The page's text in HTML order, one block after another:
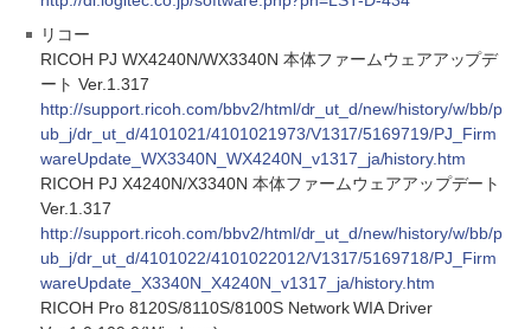
リコー
RICOH PJ WX4240N/WX3340N 本体ファームウェアアップデ
ート Ver.1.317
http://support.ricoh.com/bbv2/html/dr_ut_d/new/history/w/bb/p
ub_j/dr_ut_d/4101021/4101021973/V1317/5169719/PJ_Firm
wareUpdate_WX3340N_WX4240N_v1317_ja/history.htm
RICOH PJ X4240N/X3340N 本体ファームウェアアップデート
Ver.1.317
http://support.ricoh.com/bbv2/html/dr_ut_d/new/history/w/bb/p
ub_j/dr_ut_d/4101022/4101022012/V1317/5169718/PJ_Firm
wareUpdate_X3340N_X4240N_v1317_ja/history.htm
RICOH Pro 8120S/8110S/8100S Network WIA Driver